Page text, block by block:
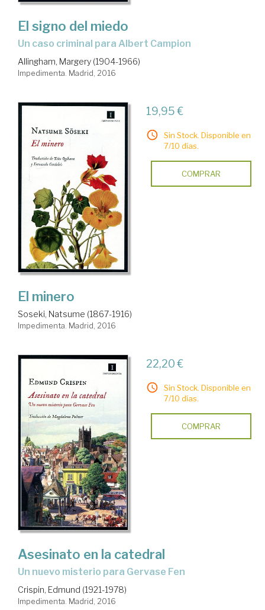
El signo del miedo
un caso criminal para Albert Campion
Allingham, Margery (1904-1966)
Impedimenta. Madrid, 2016
19,95 €
Sin Stock. Disponible en
7/10 días.
COMPRAR
El minero
Soseki, Natsume (1867-1916)
Impedimenta. Madrid, 2016
22,20 €
Sin Stock. Disponible en
7/10 días.
COMPRAR
Asesinato en la catedral
un nuevo misterio para Gervase Fen
Crispin, Edmund (1921-1978)
Impedimenta. Madrid, 2016